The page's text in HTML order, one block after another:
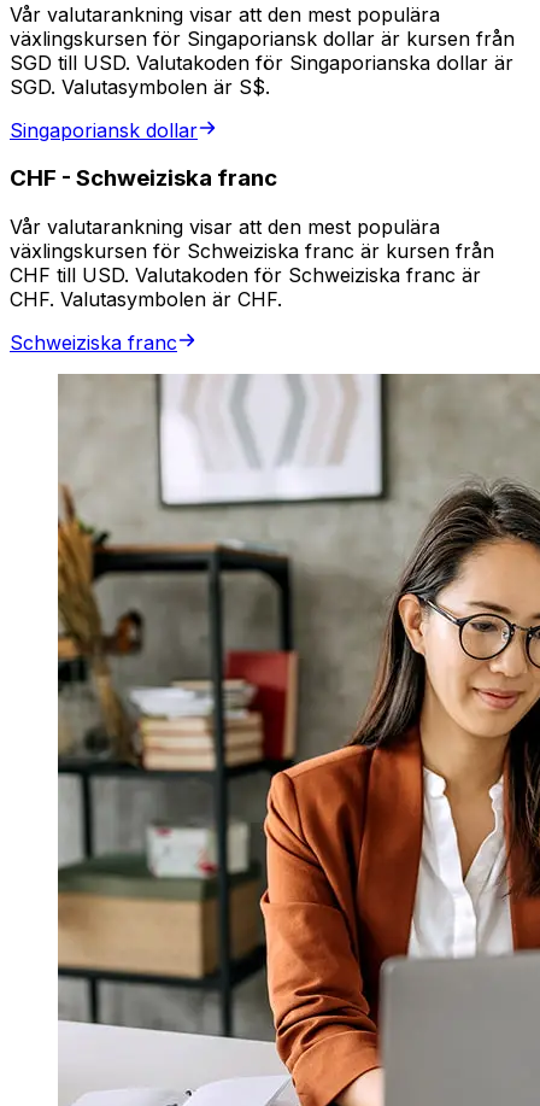
Vår valutarankning visar att den mest populära
växlingskursen för Singaporiansk dollar är kursen från
SGD till USD. Valutakoden för Singaporianska dollar är
SGD. Valutasymbolen är S$.
Singaporiansk dollar
CHF - Schweiziska franc
Vår valutarankning visar att den mest populära
växlingskursen för Schweiziska franc är kursen från
CHF till USD. Valutakoden för Schweiziska franc är
CHF. Valutasymbolen är CHF.
Schweiziska franc